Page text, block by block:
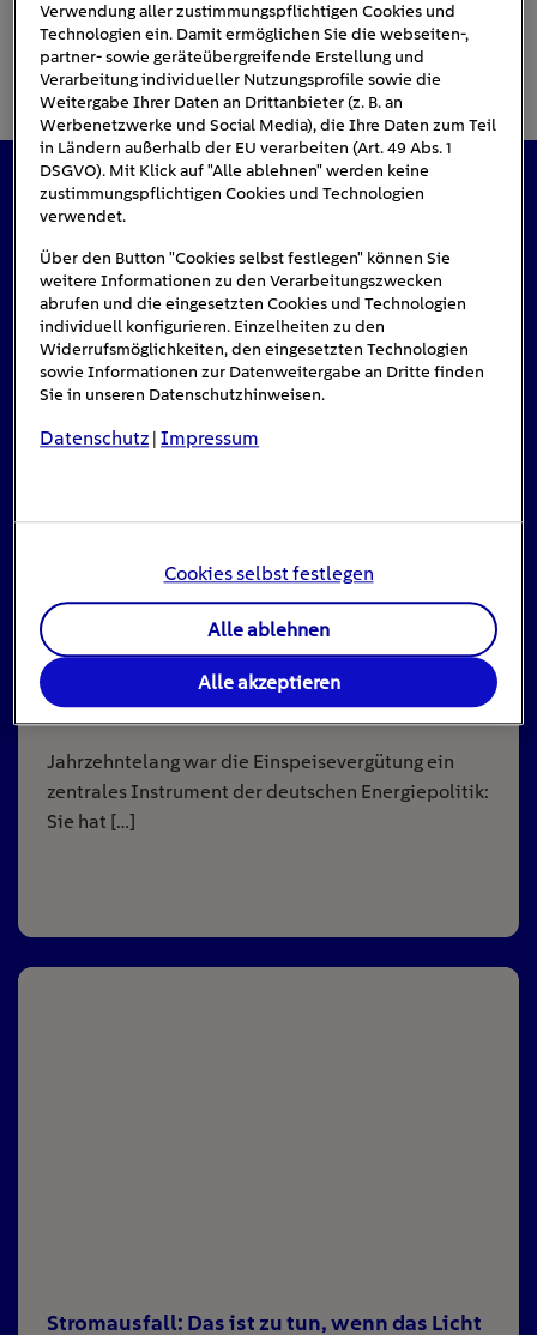
Das könnte Sie auch interessieren
#Solarenergie
Einspeisevergütung für Photovoltaik-
Anlagen
8min
Jahrzehntelang war die Einspeisevergütung ein
zentrales Instrument der deutschen Energiepolitik:
Sie hat […]
Stromausfall: Das ist zu tun, wenn das Licht
Verwendung aller zustimmungspflichtigen Cookies und
Technologien ein. Damit ermöglichen Sie die webseiten-,
partner- sowie geräteübergreifende Erstellung und
Verarbeitung individueller Nutzungsprofile sowie die
Weitergabe Ihrer Daten an Drittanbieter (z. B. an
Werbenetzwerke und Social Media), die Ihre Daten zum Teil
in Ländern außerhalb der EU verarbeiten (Art. 49 Abs. 1
DSGVO). Mit Klick auf "Alle ablehnen" werden keine
zustimmungspflichtigen Cookies und Technologien
verwendet.
Über den Button "Cookies selbst festlegen" können Sie
weitere Informationen zu den Verarbeitungszwecken
abrufen und die eingesetzten Cookies und Technologien
individuell konfigurieren. Einzelheiten zu den
Widerrufsmöglichkeiten, den eingesetzten Technologien
sowie Informationen zur Datenweitergabe an Dritte finden
Sie in unseren Datenschutzhinweisen.
Datenschutz |Impressum
Cookies selbst festlegen
Alle ablehnen
Alle akzeptieren